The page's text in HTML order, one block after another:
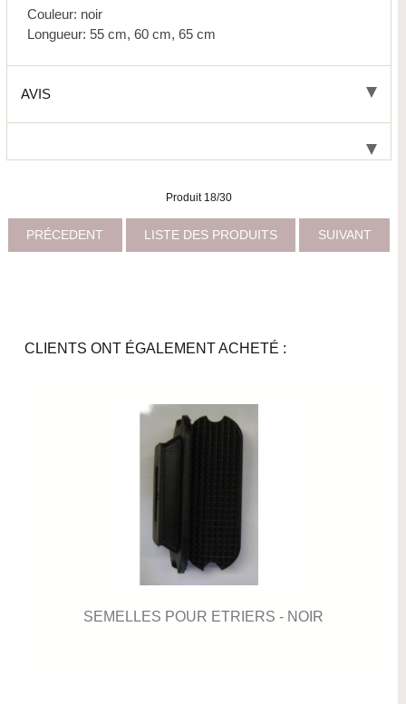
Couleur: noir
Longueur: 55 cm, 60 cm, 65 cm
AVIS
Produit 18/30
PRÉCEDENT LISTE DES PRODUITS SUIVANT
CLIENTS ONT ÉGALEMENT ACHETÉ :
SEMELLES POUR ETRIERS - NOIR